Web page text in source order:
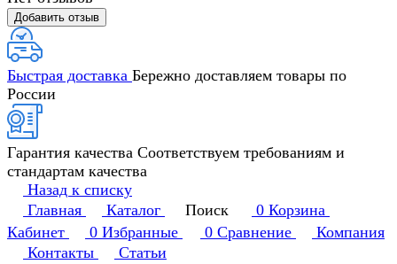
Добавить отзыв
Быстрая доставка Бережно доставляем товары по
России
Гарантия качества Соответствуем требованиям и
стандартам качества
Назад к списку
Главная
Каталог Поиск 0 Корзина
Кабинет
0 Избранные 0 Сравнение
Компания
Контакты
Статьи